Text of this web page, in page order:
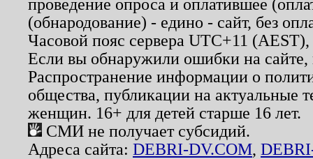
проведение опроса и оплатившее
(обнародование) - едино - сайт, без
Часовой пояс сервера UTC+11
Если вы обнаружили ошибки на
Распространение информации о
общества, публикации на актуальные
женщин. 16+ для детей старше 16 лет.
СМИ не получает субсидий.
Адреса сайта: DEBRI-DV.COM,